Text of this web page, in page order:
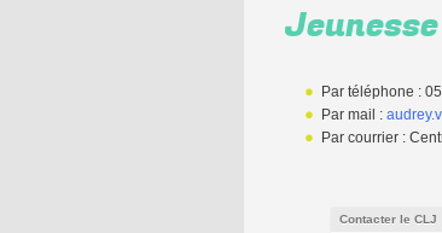
Jeunesse
Par téléphone :
Par mail :
Par courrier :
Contacter le CLJ